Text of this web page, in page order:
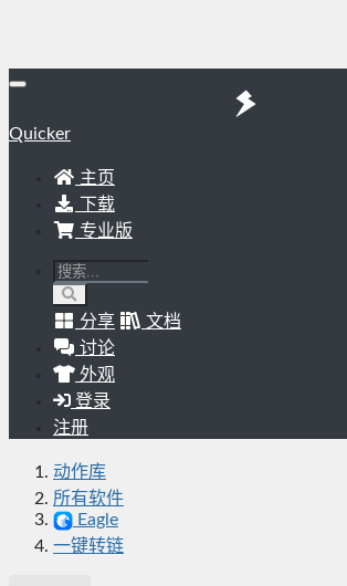
Quicker
主页
下载
专业版
分享
文档
讨论
外观
登录
注册
动作库
所有软件
Eagle
一键转链